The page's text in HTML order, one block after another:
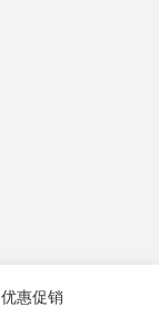
优惠促销